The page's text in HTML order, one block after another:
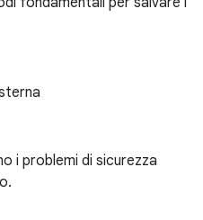
i problemi di sicurezza